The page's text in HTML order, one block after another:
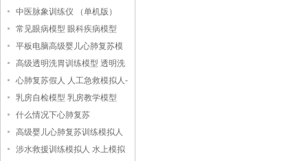
中医脉象训练仪 （单机版）
常见眼病模型 眼科疾病模型
平板电脑高级婴儿心肺复苏模
拟人
高级透明洗胃训练模型 透明洗
胃模型
心肺复苏假人 人工急救模拟人-
-上海中弘科教公司
乳房自检模型 乳房教学模型
什么情况下心肺复苏
高级婴儿心肺复苏训练模拟人
（无线版），婴儿心肺复苏模
涉水救援训练模拟人 水上模拟